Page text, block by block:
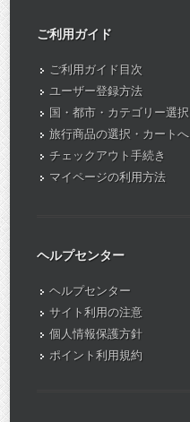
ご利用ガイド
ご利用ガイド目次
ユーザー登録方法
国・都市・カテゴリー選択
旅行商品の選択・カートへ
チェックアウト手続き
マイページの利用方法
ヘルプセンター
ヘルプセンター
サイト利用の注意
個人情報保護方針
ポイント利用規約